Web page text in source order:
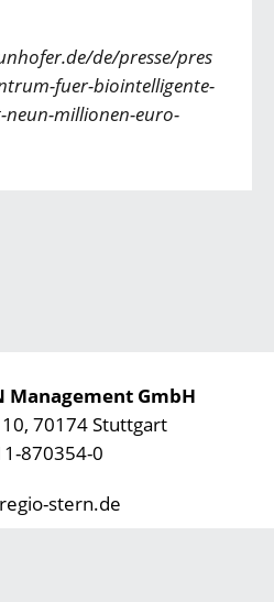
de/presse/pres
fuer-biointelligente-
millionen-euro-
Management GmbH
70174 Stuttgart
870354-0
stern.de